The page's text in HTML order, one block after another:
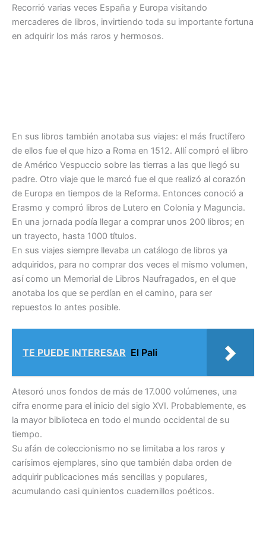
Recorrió varias veces España y Europa visitando
mercaderes de libros, invirtiendo toda su importante fortuna
en adquirir los más raros y hermosos.
En sus libros también anotaba sus viajes: el más fructífero
de ellos fue el que hizo a Roma en 1512. Allí compró el libro
de Américo Vespuccio sobre las tierras a las que llegó su
padre. Otro viaje que le marcó fue el que realizó al corazón
de Europa en tiempos de la Reforma. Entonces conoció a
Erasmo y compró libros de Lutero en Colonia y Maguncia.
En una jornada podía llegar a comprar unos 200 libros; en
un trayecto, hasta 1000 títulos.
En sus viajes siempre llevaba un catálogo de libros ya
adquiridos, para no comprar dos veces el mismo volumen,
así como un Memorial de Libros Naufragados, en el que
anotaba los que se perdían en el camino, para ser
repuestos lo antes posible.
TE PUEDE INTERESAR El Pali
Atesoró unos fondos de más de 17.000 volúmenes, una
cifra enorme para el inicio del siglo XVI. Probablemente, es
la mayor biblioteca en todo el mundo occidental de su
tiempo.
Su afán de coleccionismo no se limitaba a los raros y
carísimos ejemplares, sino que también daba orden de
adquirir publicaciones más sencillas y populares,
acumulando casi quinientos cuadernillos poéticos.